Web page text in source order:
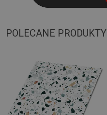
POLECANE PRODUKTY